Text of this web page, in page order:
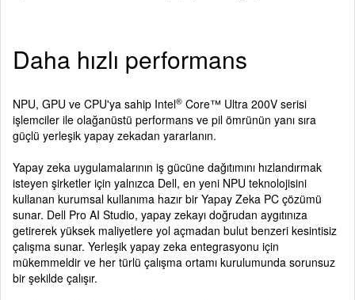
Daha hızlı performans
NPU, GPU ve CPU'ya sahip Intel® Core™ Ultra 200V serisi
işlemciler ile olağanüstü performans ve pil ömrünün yanı sıra
güçlü yerleşik yapay zekadan yararlanın.
Yapay zeka uygulamalarının iş gücüne dağıtımını hızlandırmak
isteyen şirketler için yalnızca Dell, en yeni NPU teknolojisini
kullanan kurumsal kullanıma hazır bir Yapay Zeka PC çözümü
sunar. Dell Pro AI Studio, yapay zekayı doğrudan aygıtınıza
getirerek yüksek maliyetlere yol açmadan bulut benzeri kesintisiz
çalışma sunar. Yerleşik yapay zeka entegrasyonu için
mükemmeldir ve her türlü çalışma ortamı kurulumunda sorunsuz
bir şekilde çalışır.